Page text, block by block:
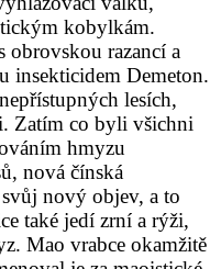
kobylkám.
obrovskou razancí a
insekticidem Demeton.
lesích,
Zatím co byli všichni
hmyzu
nová čínská
nový objev, a to
také jedí zrní a rýži,
Mao vrabce okamžitě